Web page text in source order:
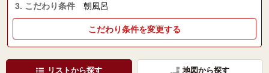
3. こだわり条件 朝風呂
こだわり条件を変更する
リストから探す 地図から探す